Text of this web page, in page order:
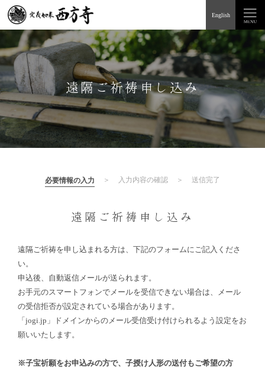
English
遠隔ご祈祷申し込み
必要情報の入力 ＞ 入力内容の確認 ＞ 送信完了
遠隔ご祈祷申し込み
遠隔ご祈祷を申し込まれる方は、下記のフォームにご記入くださ
い。
申込後、自動返信メールが送られます。
お手元のスマートフォンでメールを受信できない場合は、メール
の受信拒否が設定されている場合があります。
「jogi.jp」ドメインからのメール受信受け付けられるよう設定をお
願いいたします。
※子宝祈願をお申込みの方で、子授け人形の送付もご希望の方